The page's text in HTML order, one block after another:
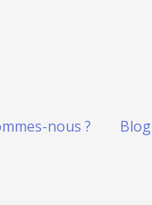
nous ? Blog